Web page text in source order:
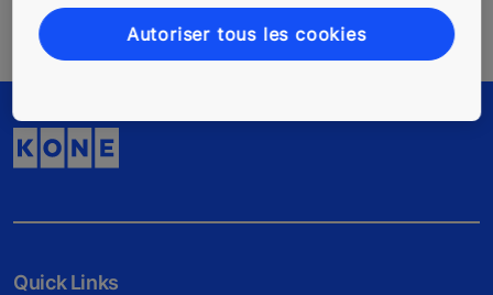
Quick Links
Autoriser tous les cookies